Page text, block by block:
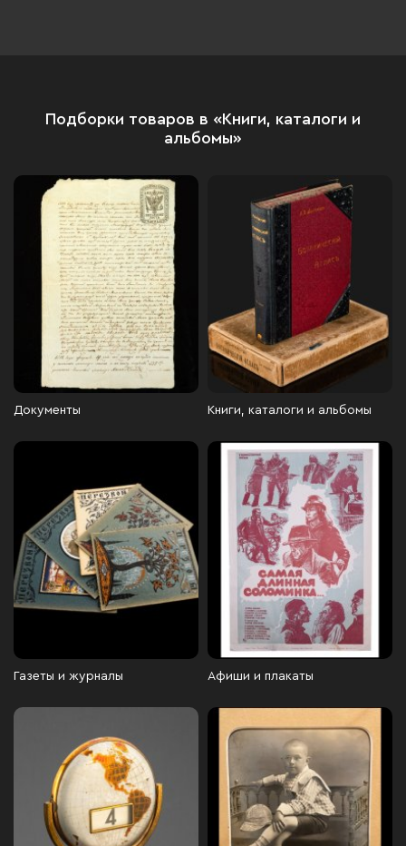
Подборки товаров в «Книги, каталоги и
альбомы»
Документы Книги, каталоги и альбомы
Газеты и журналы Афиши и плакаты